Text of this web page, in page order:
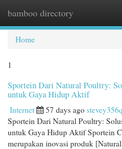
bamboo directory
Home
1
Sportein Dari Natural Poultry:
untuk Gaya Hidup Aktif
Internet 57 days ago
Sportein Dari Natural Poultry:
untuk Gaya Hidup Aktif Sportein
merupakan inovasi produk